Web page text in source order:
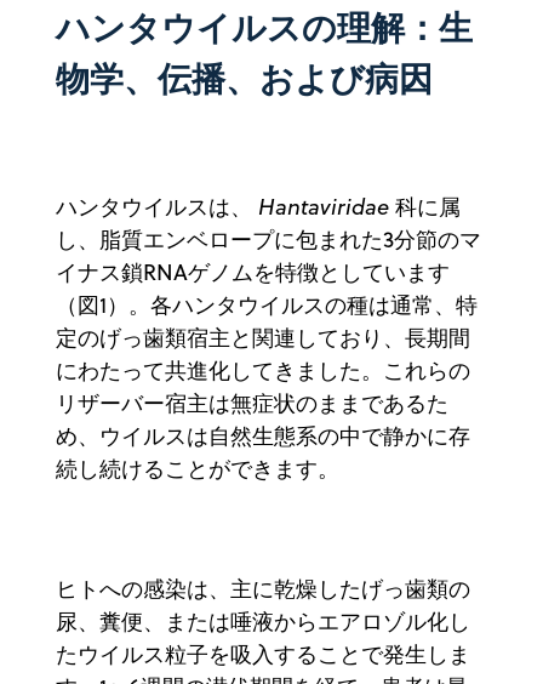
ハンタウイルスの理解：生
物学、伝播、および病因
ハンタウイルスは、 Hantaviridae 科に属
し、脂質エンベロープに包まれた3分節のマ
イナス鎖RNAゲノムを特徴としています
（図1）。各ハンタウイルスの種は通常、特
定のげっ歯類宿主と関連しており、長期間
にわたって共進化してきました。これらの
リザーバー宿主は無症状のままであるた
め、ウイルスは自然生態系の中で静かに存
続し続けることができます。
ヒトへの感染は、主に乾燥したげっ歯類の
尿、糞便、または唾液からエアロゾル化し
たウイルス粒子を吸入することで発生しま